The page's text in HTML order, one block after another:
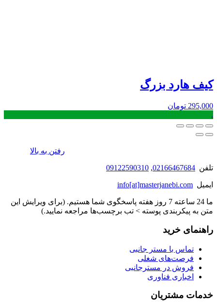
کیف هارد بزرگ
295,000 تومان
.
رفتن به بالا
تلفن 02166467684
,
09122590310
ایمیل info[at]masterjanebi.com
ما 24 ساعته 7 روز هفته پاسخگوی شما هستیم. (برای ویرایش این
متن به پیکربندی پوسته > تب برچسب‌ها مراجعه نمایید.)
راهنمای خرید
تماس با مستر جانبی
فرصت‌های شغلی
فروش در مسترجانبی
اخباری فناوری
خدمات مشتریان